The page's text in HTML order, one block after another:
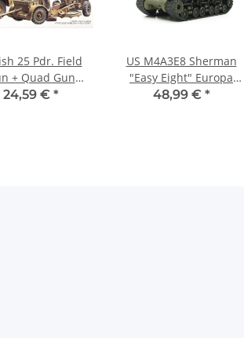
25 Pdr. Field
+ Quad Gun
Tractor
24,59 € *
US M4A3E8 Sherman
"Easy Eight" Europa
WWII
48,99 € *